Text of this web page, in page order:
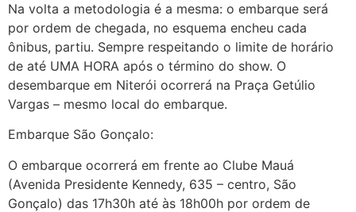
Na volta a metodologia é a mesma: o embarque será
por ordem de chegada, no esquema encheu cada
ônibus, partiu. Sempre respeitando o limite de horário
de até UMA HORA após o término do show. O
desembarque em Niterói ocorrerá na Praça Getúlio
Vargas – mesmo local do embarque.
Embarque São Gonçalo:
O embarque ocorrerá em frente ao Clube Mauá
(Avenida Presidente Kennedy, 635 – centro, São
Gonçalo) das 17h30h até às 18h00h por ordem de